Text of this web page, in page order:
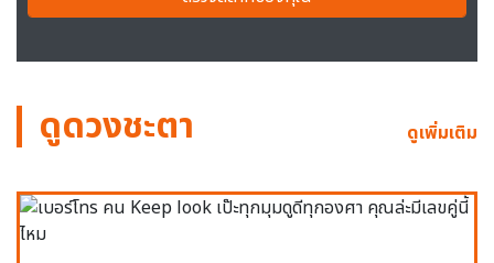
ดูดวงชะตา ดูเพิ่มเติม